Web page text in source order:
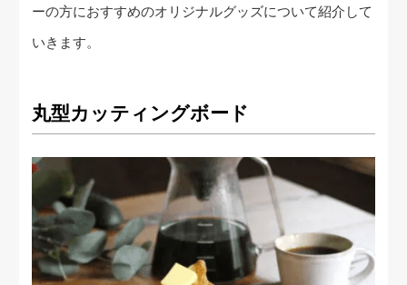
ーの方におすすめのオリジナルグッズについて紹介して
いきます。
丸型カッティングボード